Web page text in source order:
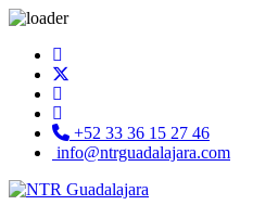
+52 33 36 15 27 46
info@ntrguadalajara.com